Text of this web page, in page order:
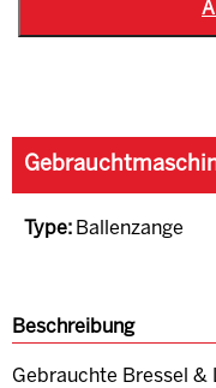
Type: Ballenzange
Beschreibung
Gebrauchte Bressel &